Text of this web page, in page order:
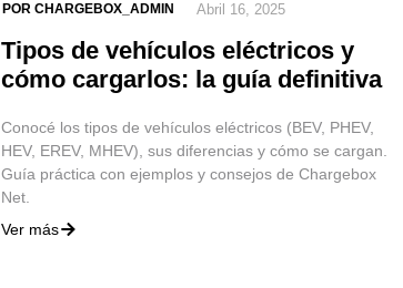
POR CHARGEBOX_ADMIN Abril 16, 2025
Tipos de vehículos eléctricos y
cómo cargarlos: la guía definitiva
Conocé los tipos de vehículos eléctricos (BEV, PHEV,
HEV, EREV, MHEV), sus diferencias y cómo se cargan.
Guía práctica con ejemplos y consejos de Chargebox
Net.
Ver más